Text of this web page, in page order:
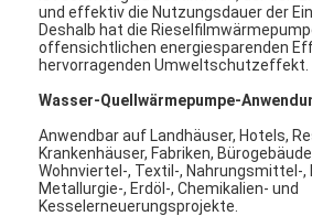
Swimmingpool-Wärmepumpe
Wärmepumpe der hohen
Mehrstufenkreiselpumpe
vertikale Kreiselpumpe
und effektiv die Nutzungsdauer der
Deshalb hat die
offensichtlichen energiesparenden
hervorragenden Umweltschutzeffekt.
Wasser-Quellwärmepumpe-
Anwendbar auf Landhäuser, Hotels,
Krankenhäuser, Fabriken,
Wohnviertel-, Textil-, Nahrungsmittel-,
Metallurgie-, Erdöl-, Chemikalien- und
Kesselerneuerungsprojekte.